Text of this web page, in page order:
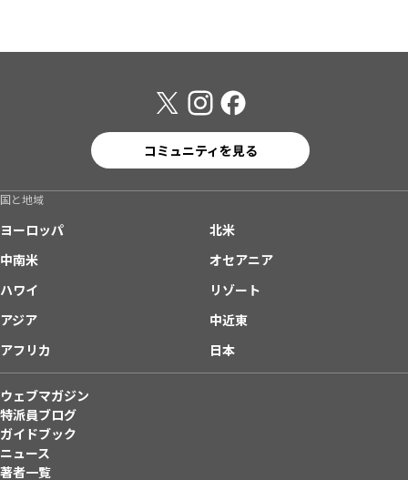
コミュニティを見る
国と地域
ヨーロッパ
北米
中南米
オセアニア
ハワイ
リゾート
アジア
中近東
アフリカ
日本
ウェブマガジン
特派員ブログ
ガイドブック
ニュース
著者一覧